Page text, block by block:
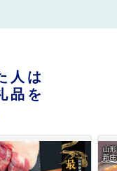
人は
品を